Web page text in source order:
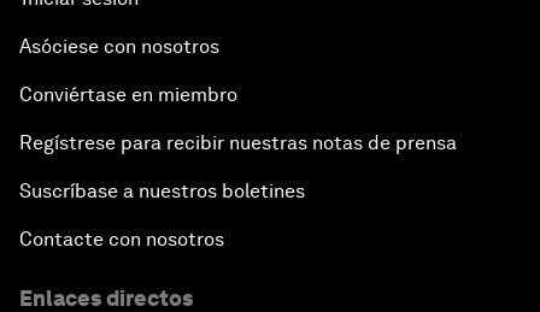
Asóciese con nosotros
Conviértase en miembro
Regístrese para recibir nuestras notas de prensa
Suscríbase a nuestros boletines
Contacte con nosotros
Enlaces directos